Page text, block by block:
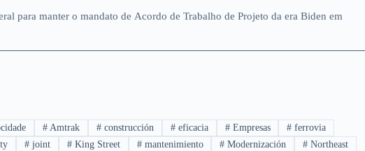
para manter o mandato de Acordo de Trabalho de Projeto da era Biden em
# Amtrak # construcción #eficacia #Empresas # ferrovia
# joint #King Street #mantenimiento # Modernización # Northeast